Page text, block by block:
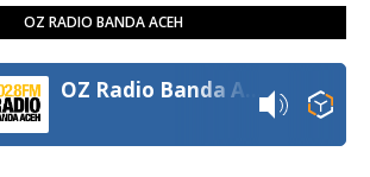
OZ RADIO BANDA ACEH